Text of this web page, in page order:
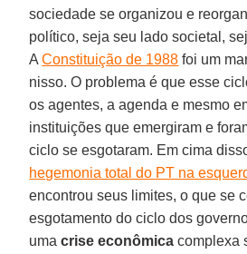
sociedade se organizou e
político, seja seu lado societal,
AConstituição de 1988 foi um
nisso. O problema é que esse
os agentes, a agenda e mesmo
instituições que emergiram e
ciclo se esgotaram. Em cima
hegemonia total do PT na
encontrou seus limites, o que se
esgotamento do ciclo dos
umacrise econômica complexa